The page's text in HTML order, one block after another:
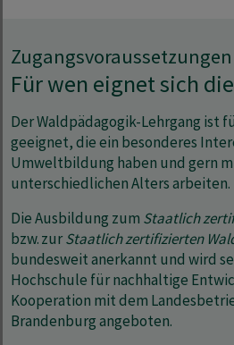
Zugangsvoraussetzungen
Für wen eignet sich
Der Waldpädagogik-Lehrgang ist
geeignet, die ein besonderes
Umweltbildung haben und gern
unterschiedlichen Alters arbeiten.
Die Ausbildung zum Staatlich
bzw. zurStaatlich zertifizierten
bundesweit anerkannt und wird
Hochschule für nachhaltige
Kooperation mit dem
Brandenburg angeboten.